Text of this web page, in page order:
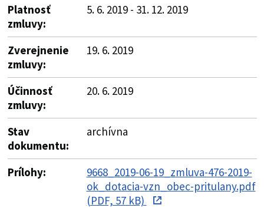
Platnosť
zmluvy:
5. 6. 2019 - 31. 12. 2019
Zverejnenie
zmluvy:
19. 6. 2019
Účinnosť
zmluvy:
20. 6. 2019
Stav
dokumentu:
archívna
Prílohy:
9668_2019-06-19_zmluva-476-2019-
ok_dotacia-vzn_obec-pritulany.pdf
(PDF, 57 kB)